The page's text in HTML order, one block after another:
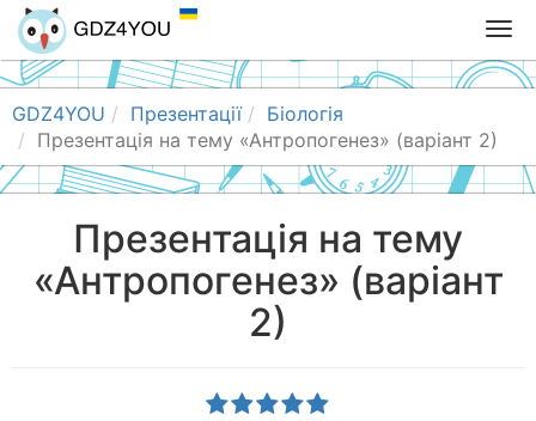
T
o
g
e
n
i
GDZ4YOU Презентації
Біологія
Презентація на тему «Антропогенез» (варіант 2)
Презентація на тему
«Антропогенез» (варіант
2)